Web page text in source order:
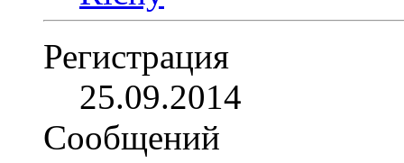
Регистрация
25.09.2014
Сообщений